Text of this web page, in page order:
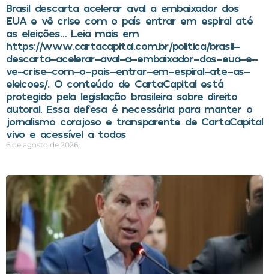
Brasil descarta acelerar aval a embaixador dos
EUA e vê crise com o país entrar em espiral até
as eleições… Leia mais em
https://www.cartacapital.com.br/politica/brasil-
descarta-acelerar-aval-a-embaixador-dos-eua-e-
ve-crise-com-o-pais-entrar-em-espiral-ate-as-
eleicoes/. O conteúdo de CartaCapital está
protegido pela legislação brasileira sobre direito
autoral. Essa defesa é necessária para manter o
jornalismo corajoso e transparente de CartaCapital
vivo e acessível a todos
6 de agosto de 2026